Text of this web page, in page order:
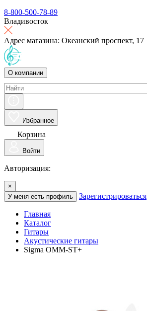
8-800-500-78-89
Владивосток
Адрес магазина: Океанский проспект, 17
О компании
Избранное
Корзина
Войти
Авторизация:
×
У меня есть профиль
Зарегистрироваться
Главная
Каталог
Гитары
Акустические гитары
Sigma OMM-ST+